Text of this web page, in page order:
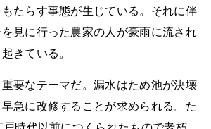
たらす事態が生じている。それに伴
見に行った農家の人が豪雨に流され
きている。
要なテーマだ。漏水はため池が決壊
急に改修することが求められる。た